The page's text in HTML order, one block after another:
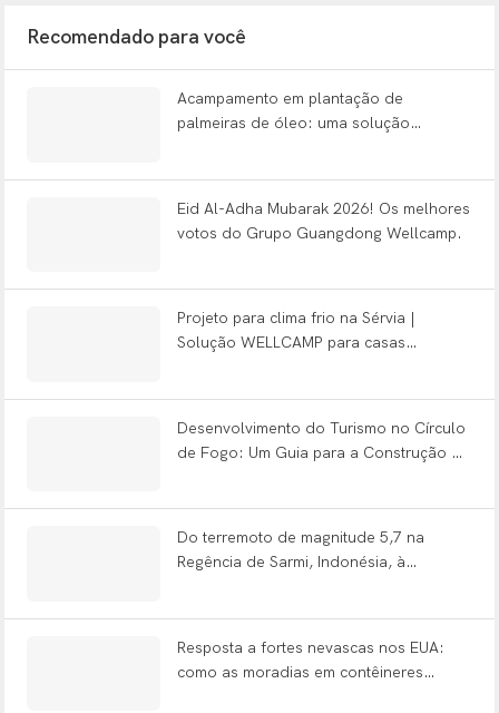
Recomendado para você
Acampamento em plantação de
palmeiras de óleo: uma solução
Eid Al-Adha Mubarak 2026! Os melhores
votos do Grupo Guangdong Wellcamp.
Projeto para clima frio na Sérvia |
Solução WELLCAMP para casas
Desenvolvimento do Turismo no Círculo
de Fogo: Um Guia para a Construção de
Do terremoto de magnitude 5,7 na
Regência de Sarmi, Indonésia, à
Resposta a fortes nevascas nos EUA:
como as moradias em contêineres